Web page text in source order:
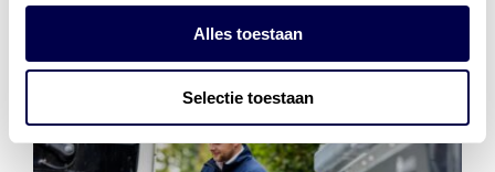
Alles toestaan
Selectie toestaan